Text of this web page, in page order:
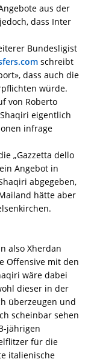
aus der
dass Inter
Bundesligist
schreibt
dass auch die
würde.
von Roberto
eigentlich
infrage
„Gazzetta dello
Angebot in
abgegeben,
hätte aber
also Xherdan
Offensive mit den
wäre dabei
dieser in der
überzeugen und
scheinbar sehen
jährigen
für die
italienische